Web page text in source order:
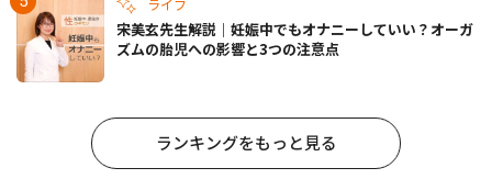
ライフ
宋美玄先生解説｜妊娠中でもオナニーしていい？オーガ
ズムの胎児への影響と3つの注意点
ランキングをもっと見る